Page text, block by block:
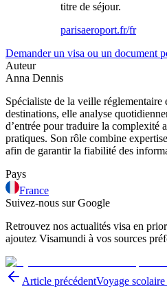
titre de séjour.
parisaeroport.fr/fr
Demander un visa ou un document
Auteur
Anna Dennis
Spécialiste de la veille réglementaire
destinations, elle analyse
d’entrée pour traduire la complexité
pratiques. Son rôle combine
afin de garantir la fiabilité des
Pays
France
Suivez-nous sur Google
Retrouvez nos actualités visa en
ajoutez Visamundi à vos sources
Article précédentVoyage